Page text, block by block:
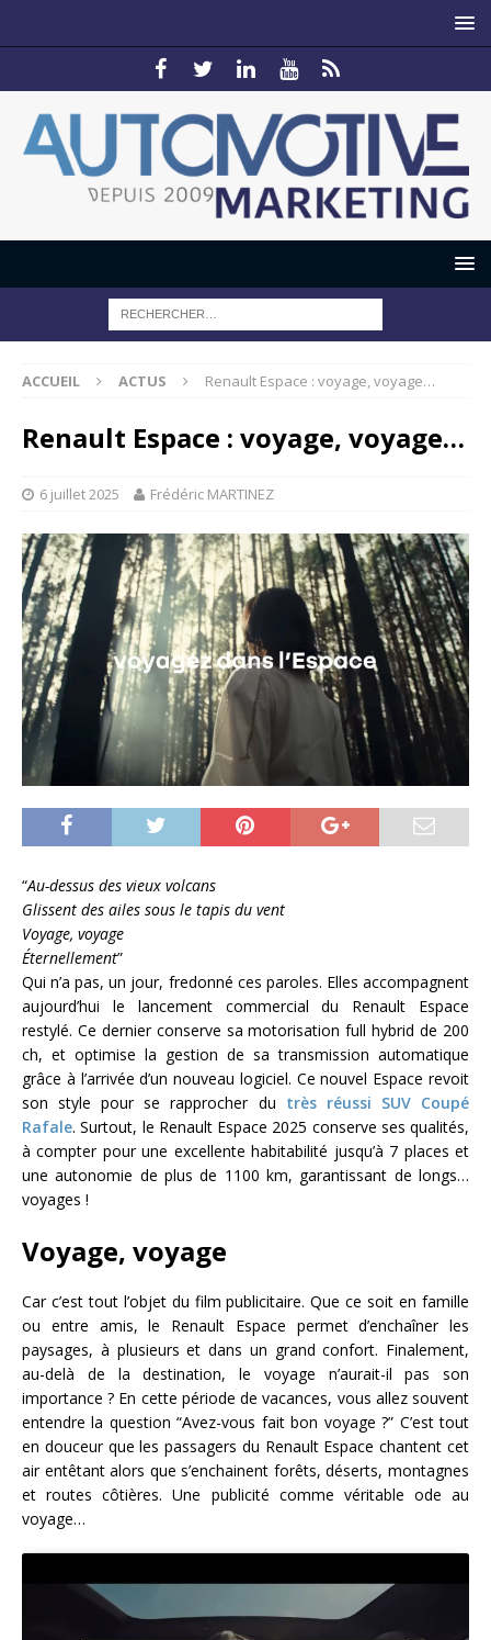
ACCUEIL ACTUS Renault Espace : voyage, voyage…
Renault Espace : voyage, voyage…
6 juillet 2025 Frédéric MARTINEZ
“Au-dessus des vieux volcans
Glissent des ailes sous le tapis du vent
Voyage, voyage
Éternellement”
Qui n’a pas, un jour, fredonné ces paroles. Elles accompagnent
aujourd’hui le lancement commercial du Renault Espace
restylé. Ce dernier conserve sa motorisation full hybrid de 200
ch, et optimise la gestion de sa transmission automatique
grâce à l’arrivée d’un nouveau logiciel. Ce nouvel Espace revoit
son style pour se rapprocher du très réussi SUV Coupé
Rafale. Surtout, le Renault Espace 2025 conserve ses qualités,
à compter pour une excellente habitabilité jusqu’à 7 places et
une autonomie de plus de 1100 km, garantissant de longs…
voyages !
Voyage, voyage
Car c’est tout l’objet du film publicitaire. Que ce soit en famille
ou entre amis, le Renault Espace permet d’enchaîner les
paysages, à plusieurs et dans un grand confort. Finalement,
au-delà de la destination, le voyage n’aurait-il pas son
importance ? En cette période de vacances, vous allez souvent
entendre la question “Avez-vous fait bon voyage ?” C’est tout
en douceur que les passagers du Renault Espace chantent cet
air entêtant alors que s’enchainent forêts, déserts, montagnes
et routes côtières. Une publicité comme véritable ode au
voyage…